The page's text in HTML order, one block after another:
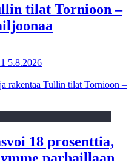
tilat Tornioon –
5.8.2026
rakentaa Tullin tilat Tornioon –
18 prosenttia,